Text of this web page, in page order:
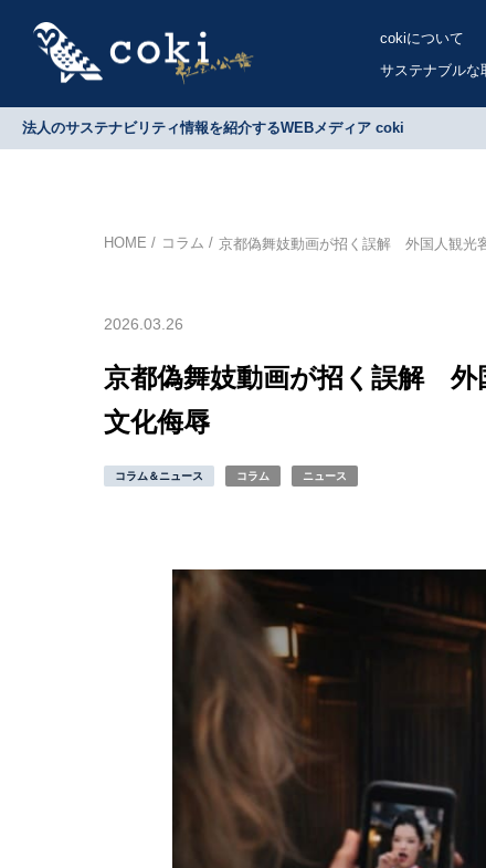
cokiについて
サステナブルな
法人のサステナビリティ情報を紹介するWEBメディア coki
HOME コラム 京都偽舞妓動画が招く誤解 外国人観光
2026.03.26
京都偽舞妓動画が招く誤解 外
文化侮辱
コラム＆ニュース コラム ニュース